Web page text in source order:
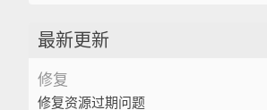
最新更新
修复
修复资源过期问题